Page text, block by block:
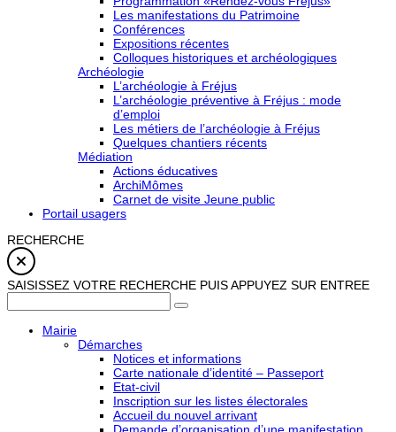
Les manifestations du Patrimoine
Conférences
Expositions récentes
Colloques historiques et archéologiques
Archéologie
L’archéologie à Fréjus
L’archéologie préventive à Fréjus : mode
d’emploi
Les métiers de l’archéologie à Fréjus
Quelques chantiers récents
Médiation
Actions éducatives
ArchiMômes
Carnet de visite Jeune public
Portail usagers
RECHERCHE
SAISISSEZ VOTRE RECHERCHE PUIS APPUYEZ SUR ENTREE
Mairie
Démarches
Notices et informations
Carte nationale d’identité – Passeport
Etat-civil
Inscription sur les listes électorales
Accueil du nouvel arrivant